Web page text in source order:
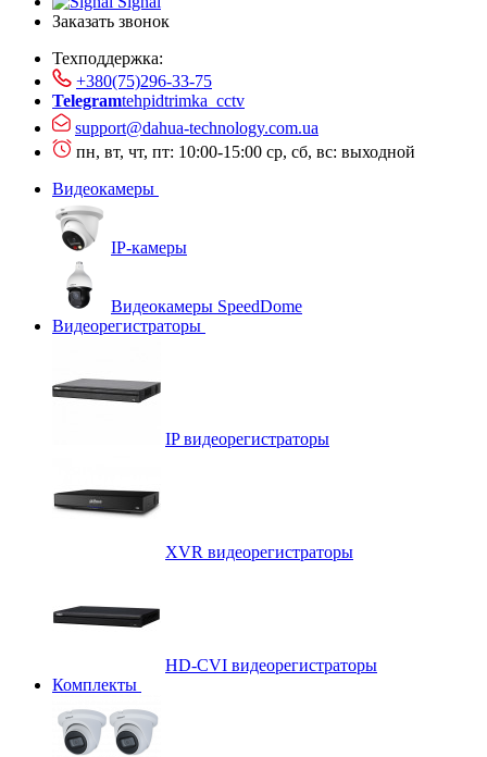
Заказать звонок
Техподдержка:
+380(75)296-33-75
Telegramtehpidtrimka_cctv
support@dahua-technology.com.ua
пн, вт, чт, пт: 10:00-15:00 ср, сб, вс: выходной
Видеокамеры
IP-камеры
Видеокамеры SpeedDome
Видеорегистраторы
IP видеорегистраторы
XVR видеорегистраторы
HD-CVI видеорегистраторы
Комплекты